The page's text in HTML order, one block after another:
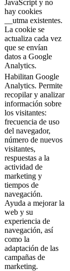
JavaScript y no
hay cookies
__utma existentes.
La cookie se
actualiza cada vez
que se envían
datos a Google
Analytics.
Habilitan Google
Analytics. Permite
recopilar y analizar
información sobre
los visitantes:
frecuencia de uso
del navegador,
número de nuevos
visitantes,
respuestas a la
actividad de
marketing y
tiempos de
navegación.
Ayuda a mejorar la
web y su
experiencia de
navegación, así
como la
adaptación de las
campañas de
marketing.